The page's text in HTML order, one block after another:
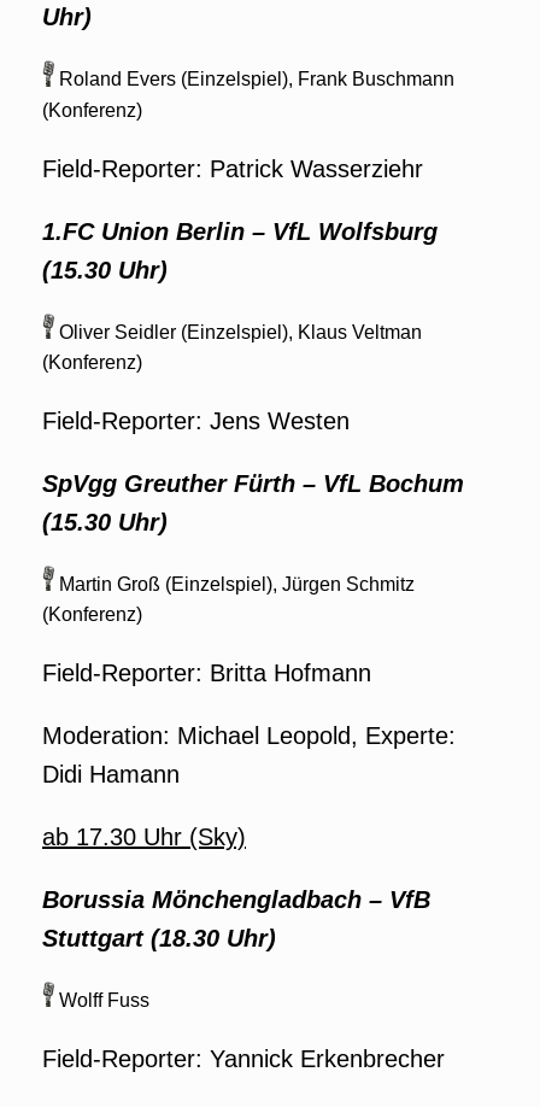
Uhr)
Roland Evers (Einzelspiel), Frank Buschmann
(Konferenz)
Field-Reporter: Patrick Wasserziehr
1.FC Union Berlin – VfL Wolfsburg
(15.30 Uhr)
Oliver Seidler (Einzelspiel), Klaus Veltman
(Konferenz)
Field-Reporter: Jens Westen
SpVgg Greuther Fürth – VfL Bochum
(15.30 Uhr)
Martin Groß (Einzelspiel), Jürgen Schmitz
(Konferenz)
Field-Reporter: Britta Hofmann
Moderation: Michael Leopold, Experte:
Didi Hamann
ab 17.30 Uhr (Sky)
Borussia Mönchengladbach – VfB
Stuttgart (18.30 Uhr)
Wolff Fuss
Field-Reporter: Yannick Erkenbrecher